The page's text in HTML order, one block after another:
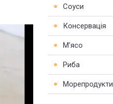
Соуси
Консервація
М'ясо
Риба
Морепродукти